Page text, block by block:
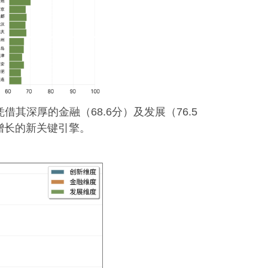
其深厚的金融（68.6分）及发展（76.5
的新关键引擎。